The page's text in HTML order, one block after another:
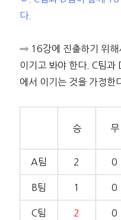
다.
⇒ 16강에 진출하기 위해
이기고 봐야 한다. C팀과
에서 이기는 것을 가정한
승 무
A팀 2 0
B팀 1 0
C팀 2 0